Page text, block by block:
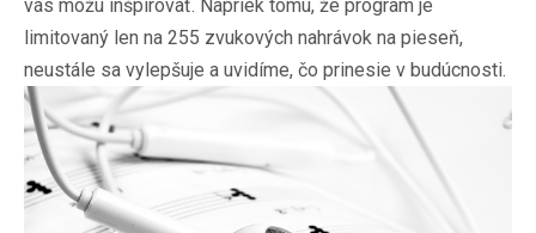
vás môžu inšpirovať. Napriek tomu, že program je
limitovaný len na 255 zvukových nahrávok na pieseň,
neustále sa vylepšuje a uvidíme, čo prinesie v budúcnosti.